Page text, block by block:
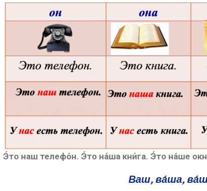
Э́то наш телефо́н. Э́то на́ша кни́га. Э́то на́ше
Ваш, ва́ша,